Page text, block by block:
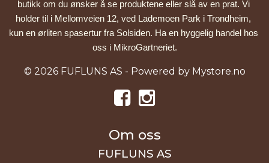
butikk om du ønsker å se produktene eller slå av en prat. Vi
holder til i Mellomveien 12, ved Lademoen Park i Trondheim,
kun en ørliten spasertur fra Solsiden. Ha en hyggelig handel hos
oss i MikroGartneriet.
© 2026 FUFLUNS AS - Powered by Mystore.no
Om oss
FUFLUNS AS